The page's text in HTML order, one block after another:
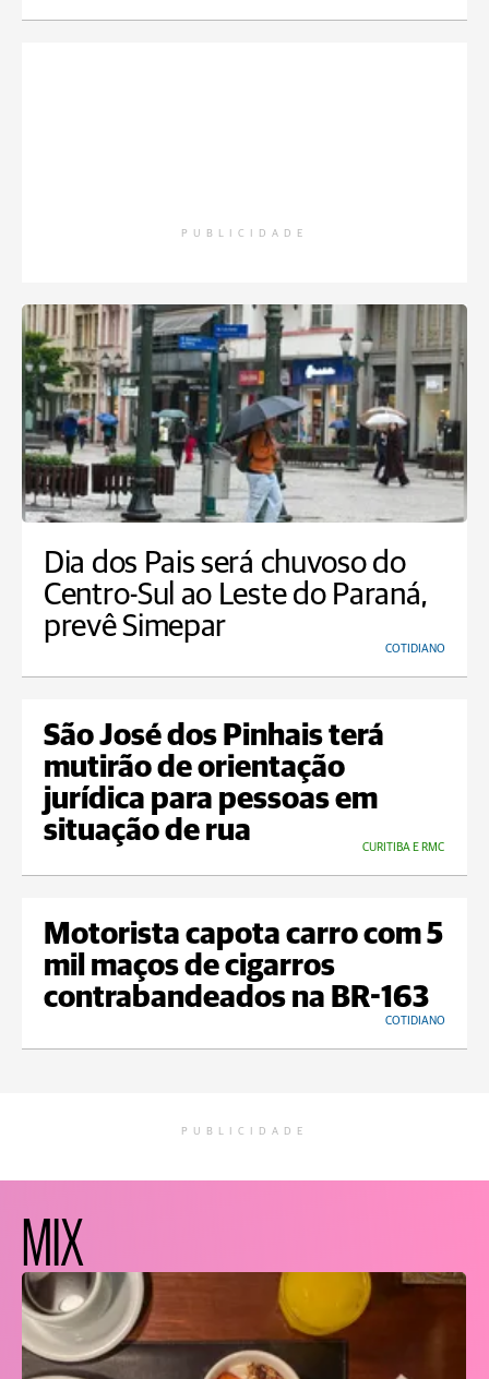
PUBLICIDADE
Dia dos Pais será chuvoso do
Centro-Sul ao Leste do Paraná,
prevê Simepar
COTIDIANO
São José dos Pinhais terá
mutirão de orientação
jurídica para pessoas em
situação de rua
CURITIBA E RMC
Motorista capota carro com 5
mil maços de cigarros
contrabandeados na BR-163
COTIDIANO
PUBLICIDADE
MIX